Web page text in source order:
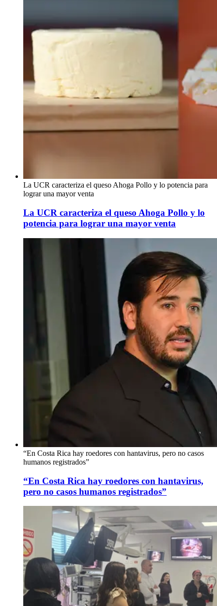
La UCR caracteriza el queso Ahoga Pollo y lo potencia para
lograr una mayor venta
La UCR caracteriza el queso Ahoga Pollo y lo
potencia para lograr una mayor venta
“En Costa Rica hay roedores con hantavirus, pero no casos
humanos registrados”
“En Costa Rica hay roedores con hantavirus,
pero no casos humanos registrados”